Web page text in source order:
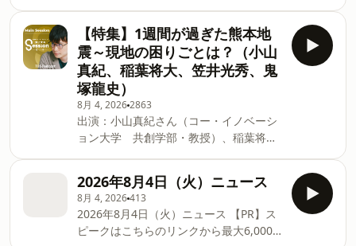
レス：⁠⁠ss954@tbs.co.jp⁠⁠ 番組Xアカウン
ト：⁠⁠@Session_1530⁠⁠ ハッシュタグは
#ss954 Learn more about your ad
choices. Visit
podcastchoices.com/adchoices
らのリンクから最大6,000円OFFで始めら
れます（8/16まで・7日間の無料体験つ
き）👉https://bit.ly/4oOGExT 発信型ニ
ュース・プロジェクト「荻上チキ・
Session」 ★月～金曜日 17:00～
20:00 TBSラジオで生放送 パーソナリ
ティ：荻上チキ、日比麻音子 番組
HP：⁠荻上チキ・Session⁠ 番組メールアド
レス：⁠ss954@tbs.co.jp⁠ 番組Xアカウン
ト：⁠@Session_1530⁠ ハッシュタグは
#ss954 Learn more about your ad
choices. Visit
podcastchoices.com/adchoices
【特集】1週間が過ぎた熊本地
震～現地の困りごとは？（小山
真紀、稲葉将大、笠井光秀、鬼
塚龍史）
8月 4, 20262863
出演：小山真紀さん（コー・イノベーシ
ョン大学 共創学部・教授）、稲葉将大
（熊本在住）、鬼塚 龍史さん（熊本放送
記者） 2026年8月5日（水）「Main
Session」より。 【PR】スピークはこち
らのリンクから最大6,000円OFFで始めら
れます（8/16まで・7日間の無料体験つ
2026年8月4日（火）ニュース
8月 4, 2026413
2026年8月4日（火）ニュース 【PR】ス
ピークはこちらのリンクから最大6,000